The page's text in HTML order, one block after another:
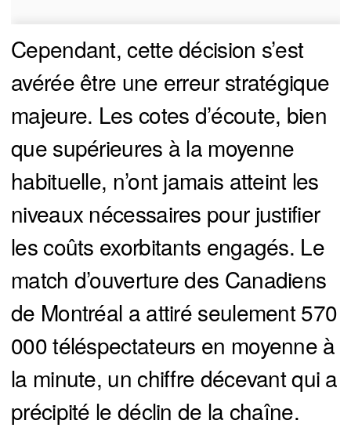
Cependant, cette décision s’est
avérée être une erreur stratégique
majeure. Les cotes d’écoute, bien
que supérieures à la moyenne
habituelle, n’ont jamais atteint les
niveaux nécessaires pour justifier
les coûts exorbitants engagés. Le
match d’ouverture des Canadiens
de Montréal a attiré seulement 570
000 téléspectateurs en moyenne à
la minute, un chiffre décevant qui a
précipité le déclin de la chaîne.